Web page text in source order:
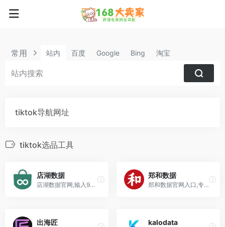
常用 站内 百度 Google Bing 淘宝
tiktok导航网址
tiktok选品工具
店湖数据
店湖数据官网,输入9折: dm221127 优惠码,跨境电商平台/独立站/社媒一站式数据监控及选品工具
郑和数据
郑和数据官网入口,专业的TikTok数据分析选品工具插件
出海匠 kalodata